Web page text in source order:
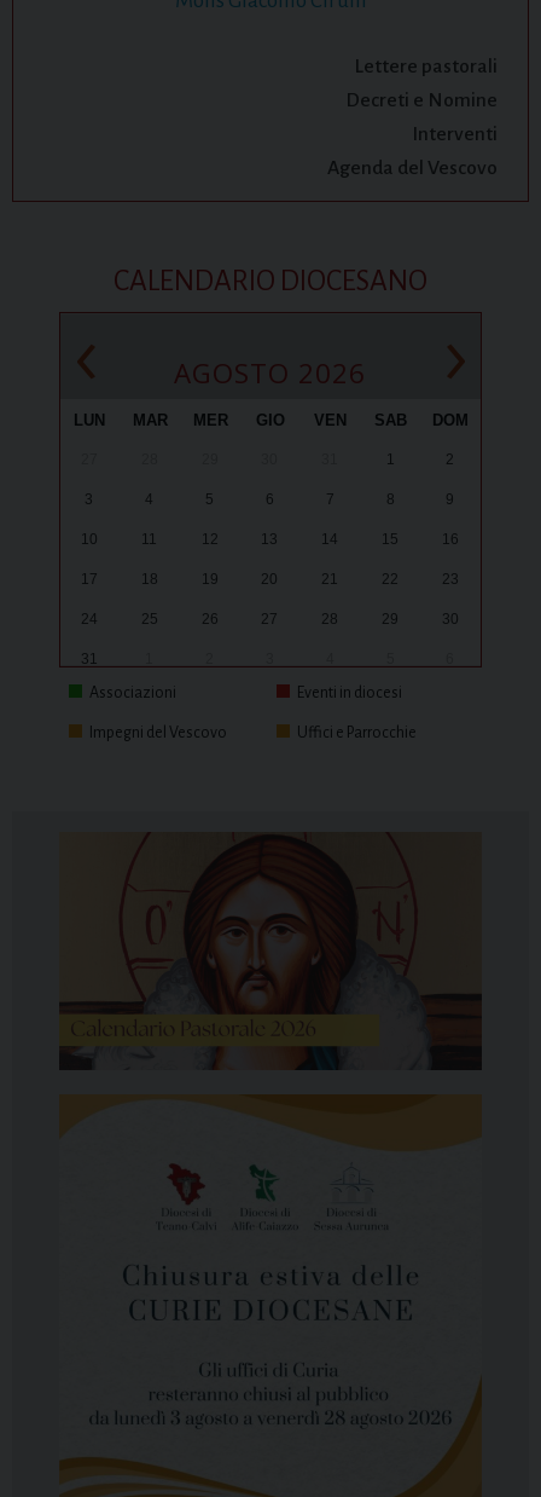
Lettere pastorali
Decreti e Nomine
Interventi
Agenda del Vescovo
CALENDARIO DIOCESANO
‹ AGOSTO 2026 ›
LUN MAR MER GIO VEN SAB DOM
1 2
3 4 5 6 7 8 9
10 11 12 13 14 15 16
17 18 19 20 21 22 23
24 25 26 27 28 29 30
31
Associazioni
Eventi in diocesi
Impegni del Vescovo Uffici e Parrocchie